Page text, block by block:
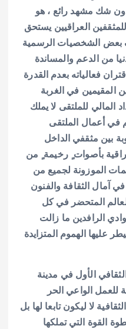
شك مشهد رائع ، هو
العراقيين يستحق
بعض الشخصيات الرسمية
من الدعم والمساندة
فعالياته بعدم القدرة
المقيمين في الغربة
المالي للملتقى لا يملك
في أعمال الملتقى
بين مثقفي الداخل
بأصوات ٍ رخيمة ٍ من
الموزونة لجميع من
في آمال الثقافة والفنون
المتحضر في كل
الرافدين ما زالت
عليها الهموم المتزايدة
الأول في مدينة
الواعي الحر
لا ليكون تابعا لها بل
القوة التي تملكها